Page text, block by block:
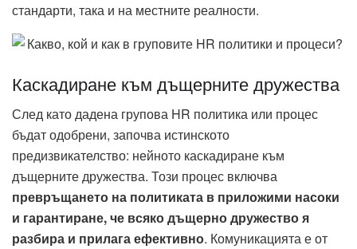
стандарти, така и на местните реалности.
Каскадиране към дъщерните дружества
След като дадена групова HR политика или процес
бъдат одобрени, започва истинското
предизвикателство: нейното каскадиране към
дъщерните дружества. Този процес включва
превръщането на политиката в приложими насоки
и гарантиране, че всяко дъщерно дружество я
разбира и прилага ефективно. Комуникацията е от